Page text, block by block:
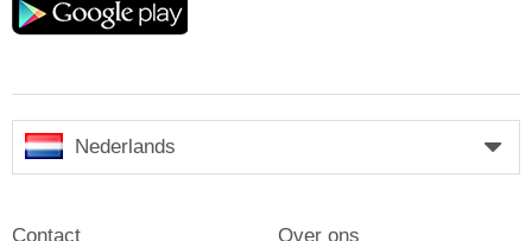
Nederlands
Contact Over ons